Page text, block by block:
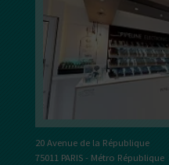
20 Avenue de la République
75011 PARIS - Métro République